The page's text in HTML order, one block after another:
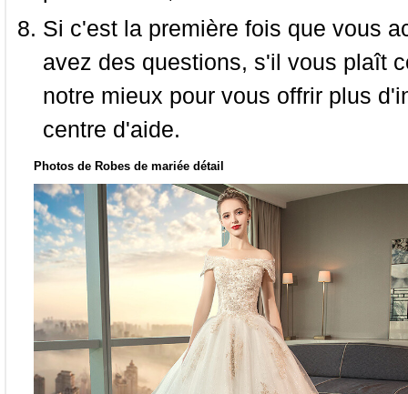
Si c'est la première fois que vous
avez des questions, s'il vous plaît
notre mieux pour vous offrir plus
centre d'aide.
Photos de Robes de mariée détail